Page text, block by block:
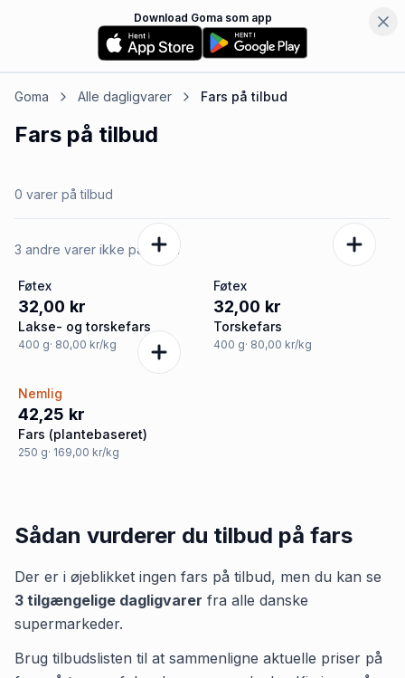
Download Goma som app
Goma Alle dagligvarer Fars på tilbud
Fars på tilbud
0 varer på tilbud
3 andre varer ikke på tilbud
Føtex
32,00 kr
Lakse- og torskefars
400 g· 80,00 kr/kg
Føtex
32,00 kr
Torskefars
400 g· 80,00 kr/kg
Nemlig
42,25 kr
Fars (plantebaseret)
250 g· 169,00 kr/kg
Sådan vurderer du tilbud på fars
Der er i øjeblikket ingen fars på tilbud, men du kan se
3 tilgængelige dagligvarer fra alle danske
supermarkeder.
Brug tilbudslisten til at sammenligne aktuelle priser på